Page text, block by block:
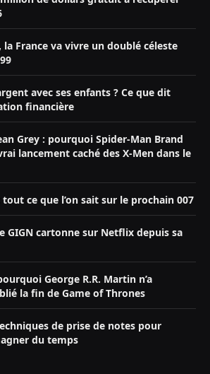
la France va vivre un doublé céleste
avec ses enfants ? Ce que dit
financière
Grey : pourquoi Spider-Man Brand
lancement caché des X-Men dans le
tout ce que l’on sait sur le prochain 007
GIGN cartonne sur Netflix depuis sa
George R.R. Martin n’a
la fin de Game of Thrones
de prise de notes pour
du temps